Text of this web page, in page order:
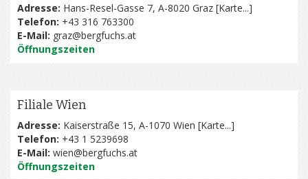
Adresse: Hans-Resel-Gasse 7, A-8020 Graz [Karte...]
Telefon: +43 316 763300
E-Mail: graz@bergfuchs.at
Öffnungszeiten
Filiale Wien
Adresse: Kaiserstraße 15, A-1070 Wien [Karte...]
Telefon: +43 1 5239698
E-Mail: wien@bergfuchs.at
Öffnungszeiten